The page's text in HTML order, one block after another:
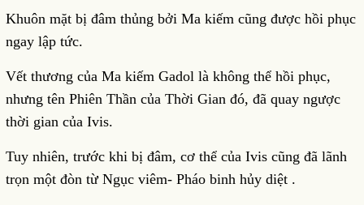
Khuôn mặt bị đâm thủng bởi Ma kiếm cũng được hồi phục
ngay lập tức.
Vết thương của Ma kiếm Gadol là không thể hồi phục,
nhưng tên Phiên Thần của Thời Gian đó, đã quay ngược
thời gian của Ivis.
Tuy nhiên, trước khi bị đâm, cơ thể của Ivis cũng đã lãnh
trọn một đòn từ Ngục viêm- Pháo binh hủy diệt .